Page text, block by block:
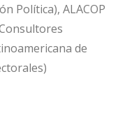
Política), ALACOP
de